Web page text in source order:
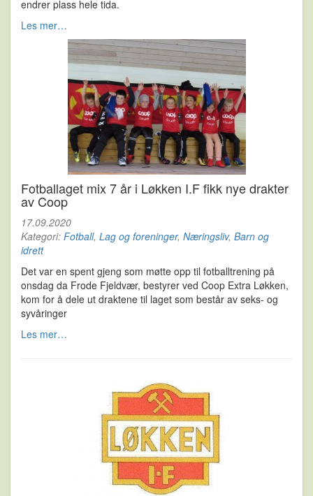
endrer plass hele tida.
Les mer…
Fotballaget mix 7 år i Løkken I.F fikk nye drakter
av Coop
17.09.2020
Kategori: Fotball, Lag og foreninger, Næringsliv, Barn og
idrett
Det var en spent gjeng som møtte opp til fotballtrening på
onsdag da Frode Fjeldvær, bestyrer ved Coop Extra Løkken,
kom for å dele ut draktene til laget som består av seks- og
syvåringer
Les mer…